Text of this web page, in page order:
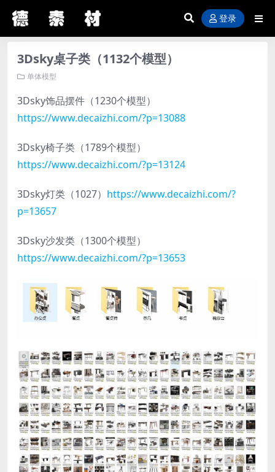
登录
3Dsky桌子类（1132个模型）
单体模型
3Dsky饰品摆件（1230个模型）
https://www.decaizhi.com/?p=13088
3Dsky椅子类（1789个模型）
https://www.decaizhi.com/?p=13124
3Dsky灯类（1027） https://www.decaizhi.com/?
p=13657
3Dsky沙发类（1300个模型）
https://www.decaizhi.com/?p=13653